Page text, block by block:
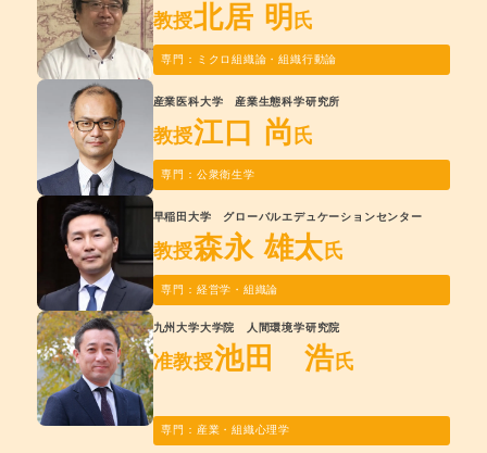
教授北居 明 氏
専門：ミクロ組織論・組織行動論
産業医科大学 産業生態科学研究所
教授江口 尚 氏
専門：公衆衛生学
早稲田大学 グローバルエデュケーションセンター
教授森永 雄太 氏
専門：経営学・組織論
九州大学大学院 人間環境学研究院
准教授池田 浩氏
専門：産業・組織心理学